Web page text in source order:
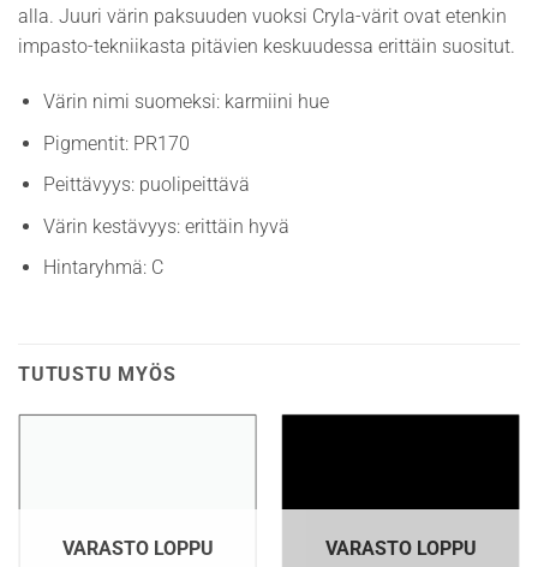
alla. Juuri värin paksuuden vuoksi Cryla-värit ovat etenkin
impasto-tekniikasta pitävien keskuudessa erittäin suositut.
Värin nimi suomeksi: karmiini hue
Pigmentit: PR170
Peittävyys: puolipeittävä
Värin kestävyys: erittäin hyvä
Hintaryhmä: C
TUTUSTU MYÖS
VARASTO LOPPU VARASTO LOPPU